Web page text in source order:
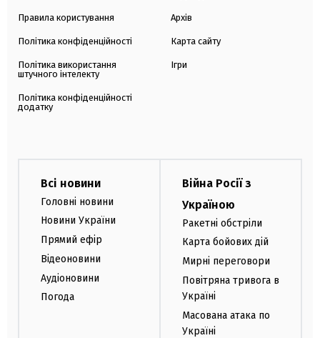
Правила користування
Політика конфіденційності
Політика використання
штучного інтелекту
Політика конфіденційності
додатку
Архів
Карта сайту
Ігри
Всі новини
Головні новини
Новини України
Прямий ефір
Відеоновини
Аудіоновини
Погода
Війна Росії з
Україною
Ракетні обстріли
Карта бойових дій
Мирні переговори
Повітряна тривога в
Україні
Масована атака по
Україні